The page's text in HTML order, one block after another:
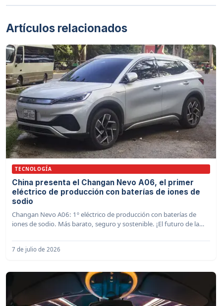
Artículos relacionados
TECNOLOGÍA
China presenta el Changan Nevo A06, el primer
eléctrico de producción con baterías de iones de
sodio
Changan Nevo A06: 1º eléctrico de producción con baterías de
iones de sodio. Más barato, seguro y sostenible. ¡El futuro de la
7 de julio de 2026